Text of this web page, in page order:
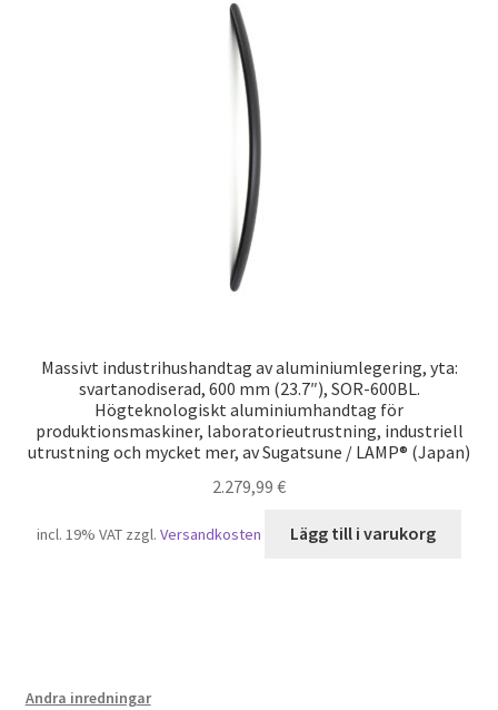
Massivt industrihushandtag av aluminiumlegering, yta:
svartanodiserad, 600 mm (23.7″), SOR-600BL.
Högteknologiskt aluminiumhandtag för
produktionsmaskiner, laboratorieutrustning, industriell
utrustning och mycket mer, av Sugatsune / LAMP® (Japan)
2.279,99 €
incl. 19% VAT zzgl.Versandkosten Lägg till i varukorg
Andra inredningar